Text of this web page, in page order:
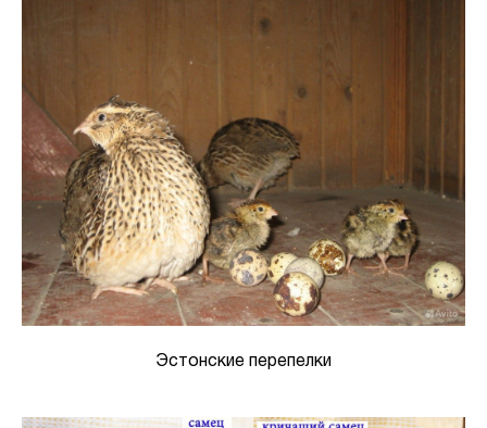
Эстонские перепелки